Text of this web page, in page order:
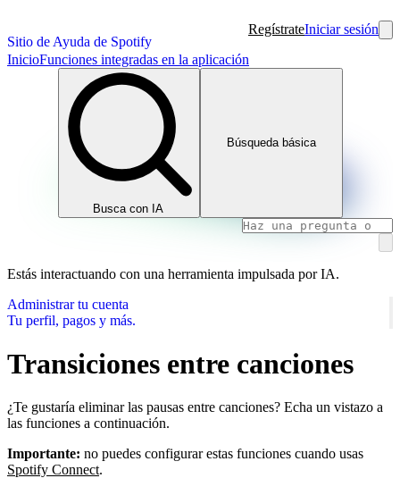
Sitio de Ayuda de Spotify
RegístrateIniciar sesión
InicioFunciones integradas en la aplicación
Busca con IA
Búsqueda básica
Estás interactuando con una herramienta impulsada por IA.
Administrar tu cuenta
Tu perfil, pagos y más.
Transiciones entre canciones
¿Te gustaría eliminar las pausas entre canciones? Echa un vistazo a
las funciones a continuación.
Importante: no puedes configurar estas funciones cuando usas
Spotify Connect.